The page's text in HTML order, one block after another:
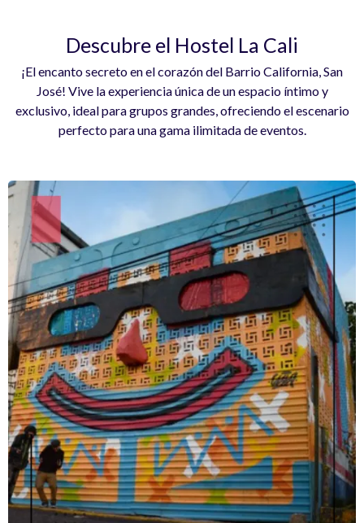
Descubre el Hostel La Cali
¡El encanto secreto en el corazón del Barrio California, San
José! Vive la experiencia única de un espacio íntimo y
exclusivo, ideal para grupos grandes, ofreciendo el escenario
perfecto para una gama ilimitada de eventos.